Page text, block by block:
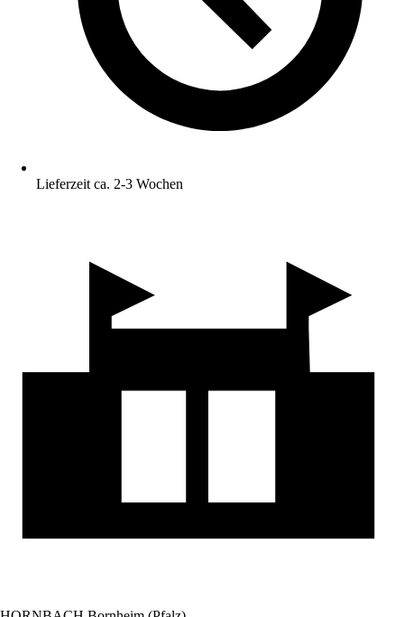
Lieferzeit ca. 2-3 Wochen